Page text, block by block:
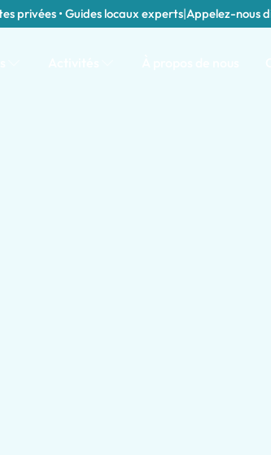
privées • Guides locaux experts|Appelez-nous